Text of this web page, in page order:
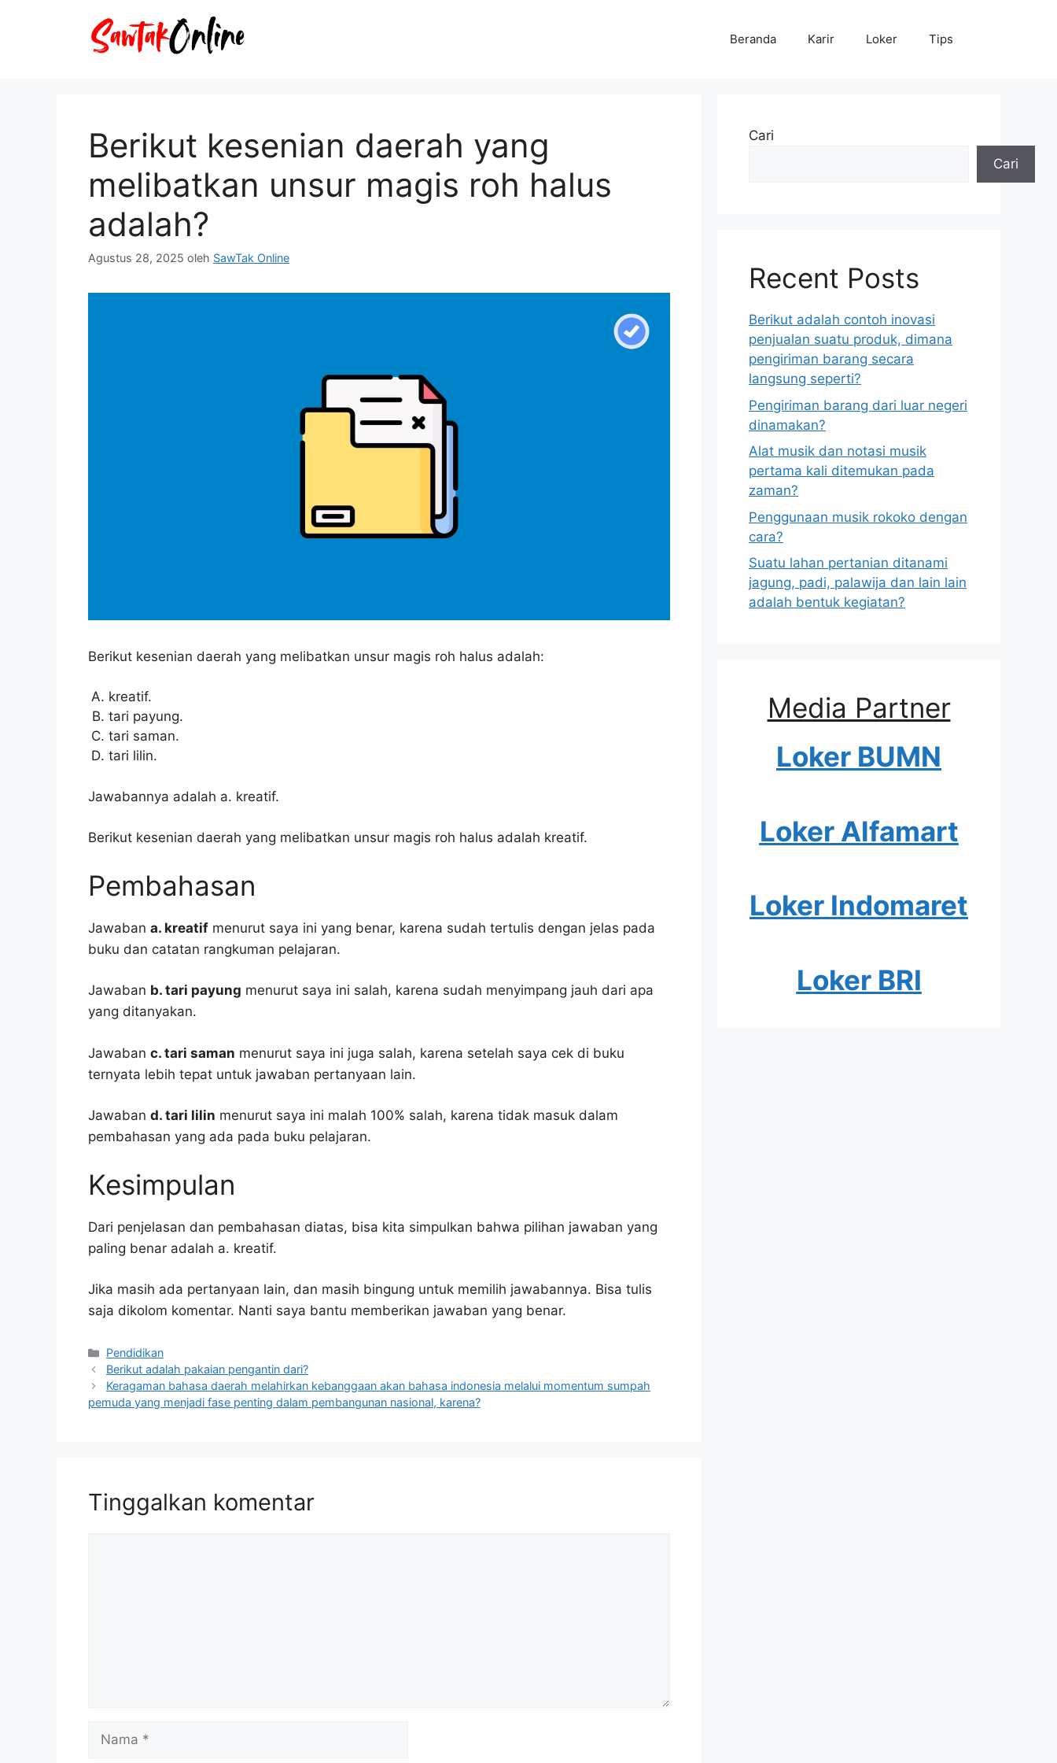
Beranda Karir Loker Tips
Berikut kesenian daerah yang
melibatkan unsur magis roh halus
adalah?
Agustus 28, 2025 oleh SawTak Online
Berikut kesenian daerah yang melibatkan unsur magis roh halus adalah:
kreatif.
tari payung.
tari saman.
tari lilin.
Jawabannya adalah a. kreatif.
Berikut kesenian daerah yang melibatkan unsur magis roh halus adalah kreatif.
Pembahasan
Jawaban a. kreatif menurut saya ini yang benar, karena sudah tertulis dengan jelas pada
buku dan catatan rangkuman pelajaran.
Jawaban b. tari payung menurut saya ini salah, karena sudah menyimpang jauh dari apa
yang ditanyakan.
Jawaban c. tari saman menurut saya ini juga salah, karena setelah saya cek di buku
ternyata lebih tepat untuk jawaban pertanyaan lain.
Jawaban d. tari lilin menurut saya ini malah 100% salah, karena tidak masuk dalam
pembahasan yang ada pada buku pelajaran.
Kesimpulan
Dari penjelasan dan pembahasan diatas, bisa kita simpulkan bahwa pilihan jawaban yang
paling benar adalah a. kreatif.
Jika masih ada pertanyaan lain, dan masih bingung untuk memilih jawabannya. Bisa tulis
saja dikolom komentar. Nanti saya bantu memberikan jawaban yang benar.
Kategori
Pendidikan
Berikut adalah pakaian pengantin dari?
Keragaman bahasa daerah melahirkan kebanggaan akan bahasa indonesia melalui momentum sumpah
pemuda yang menjadi fase penting dalam pembangunan nasional, karena?
Tinggalkan komentar
Nama
Cari
Cari
Recent Posts
Berikut adalah contoh inovasi
penjualan suatu produk, dimana
pengiriman barang secara
langsung seperti?
Pengiriman barang dari luar negeri
dinamakan?
Alat musik dan notasi musik
pertama kali ditemukan pada
zaman?
Penggunaan musik rokoko dengan
cara?
Suatu lahan pertanian ditanami
jagung, padi, palawija dan lain lain
adalah bentuk kegiatan?
Media Partner
Loker BUMN
Loker Alfamart
Loker Indomaret
Loker BRI